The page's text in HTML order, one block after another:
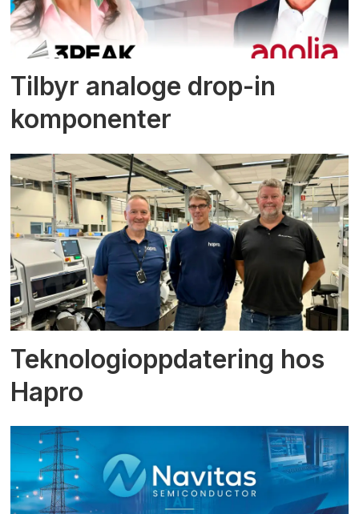
Tilbyr analoge drop-in
komponenter
Teknologioppdatering hos
Hapro